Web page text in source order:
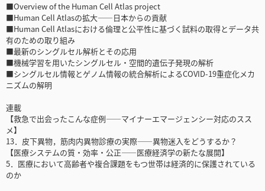
■Overview of the Human Cell Atlas project
■Human Cell Atlasの拡大――日本からの貢献
■Human Cell Atlasにおける倫理と公平性に基づく試料の取得とデータ共
有のための取り組み
■最新のシングルセル解析とその応用
■機械学習を用いたシングルセル・空間的遺伝子発現の解析
■シングルセル情報とゲノム情報の統合解析によるCOVID-19重症化メカ
ニズムの解明
連載
【救急で出会ったこんな症例――マイナーエマージェンシー対応のスス
メ】
13．皮下異物，筋肉内異物診療の実際――異物迷入をどうするか？
【医療システムの質・効率・公正――医療経済学の新たな展開】
5．医療において高齢者や複合課題をもつ世帯は経済的に保護されている
のか